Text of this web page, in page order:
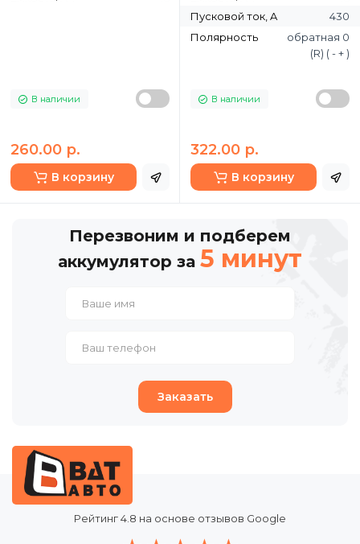
В наличии
260.00 р.
В корзину
Пусковой ток, A
430
Полярность
обратная 0
(R) ( - + )
В наличии
322.00 р.
В корзину
Перезвоним и подберем
аккумулятор за 5 минут
Заказать
Рейтинг4.8 на основе отзывов Google